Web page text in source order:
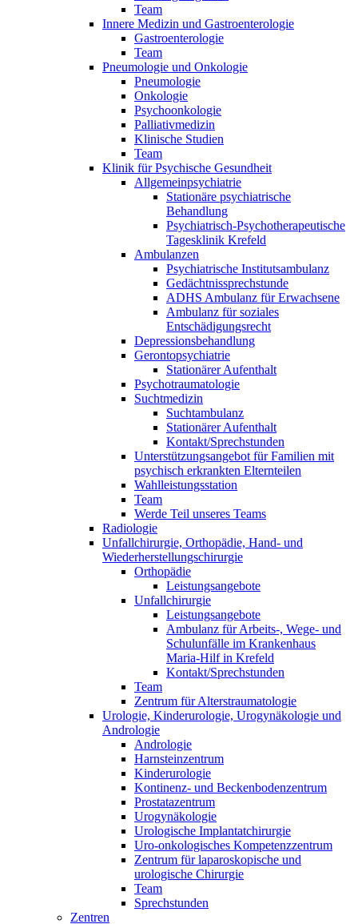
Team
Innere Medizin und Gastroenterologie
Gastroenterologie
Team
Pneumologie und Onkologie
Pneumologie
Onkologie
Psychoonkologie
Palliativmedizin
Klinische Studien
Team
Klinik für Psychische Gesundheit
Allgemeinpsychiatrie
Stationäre psychiatrische
Behandlung
Psychiatrisch-Psychotherapeutische
Tagesklinik Krefeld
Ambulanzen
Psychiatrische Institutsambulanz
Gedächtnissprechstunde
ADHS Ambulanz für Erwachsene
Ambulanz für soziales
Entschädigungsrecht
Depressionsbehandlung
Gerontopsychiatrie
Stationärer Aufenthalt
Psychotraumatologie
Suchtmedizin
Suchtambulanz
Stationärer Aufenthalt
Kontakt/Sprechstunden
Unterstützungsangebot für Familien mit
psychisch erkrankten Elternteilen
Wahlleistungsstation
Team
Werde Teil unseres Teams
Radiologie
Unfallchirurgie, Orthopädie, Hand- und
Wiederherstellungschirurgie
Orthopädie
Leistungsangebote
Unfallchirurgie
Leistungsangebote
Ambulanz für Arbeits-, Wege- und
Schulunfälle im Krankenhaus
Maria-Hilf in Krefeld
Kontakt/Sprechstunden
Team
Zentrum für Alterstraumatologie
Urologie, Kinderurologie, Urogynäkologie und
Andrologie
Andrologie
Harnsteinzentrum
Kinderurologie
Kontinenz- und Beckenbodenzentrum
Prostatazentrum
Urogynäkologie
Urologische Implantatchirurgie
Uro-onkologisches Kompetenzzentrum
Zentrum für laparoskopische und
urologische Chirurgie
Team
Sprechstunden
Zentren